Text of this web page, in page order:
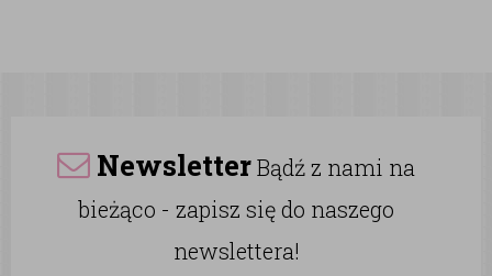
NewsletterBądź z nami na
bieżąco - zapisz się do naszego
newslettera!